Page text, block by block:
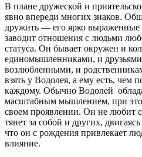
В плане дружеской и
явно впереди многих знаков.
дружить — его ярко выраженные
заводит отношения с людьми
статуса. Он бывает окружен и
единомышленниками, и
возлюбленными, и
взять у Водолея, а ему есть, чем
каждому. Обычно Водолей
масштабным мышлением, при
своем проявлении. Он не любит
тянет за собой и других,
что он с рождения привлекает
влияние.